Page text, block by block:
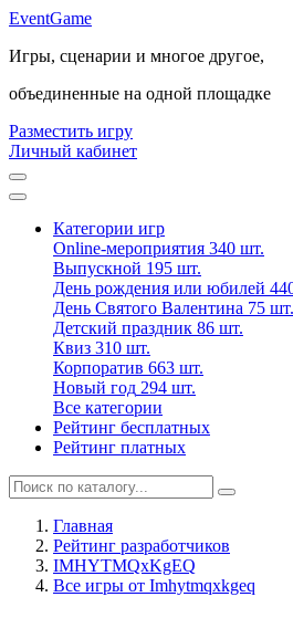
EventGame
Игры, сценарии и многое другое,
объединенные на одной площадке
Разместить игру
Личный кабинет
Категории игр
Online-мероприятия 340 шт.
Выпускной 195 шт.
День рождения или юбилей
День Святого Валентина 75 шт.
Детский праздник 86 шт.
Квиз 310 шт.
Корпоратив 663 шт.
Новый год 294 шт.
Все категории
Рейтинг бесплатных
Рейтинг платных
Главная
Рейтинг разработчиков
IMHYTMQxKgEQ
Все игры от Imhytmqxkgeq